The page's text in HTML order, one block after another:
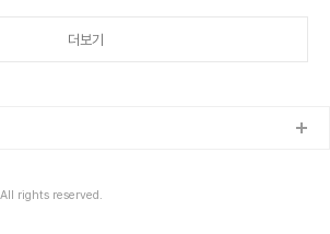
트를 3가지로 압축해보는 시간을 가졌
더보기
rights reserved.